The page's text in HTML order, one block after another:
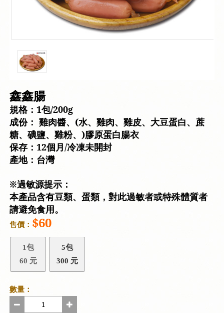
鑫鑫腸
規格：1包/200g
成份： 雞肉醬、(水、雞肉、雞皮、大豆蛋白、蔗
糖、碘鹽、雞粉、)膠原蛋白腸衣
保存：12個月/冷凍未開封
產地：台灣
※過敏源提示：
本產品含有豆類、蛋類，對此過敏者或特殊體質者
請避免食用。
售價： $60
1包
60 元
5包
300 元
數量：